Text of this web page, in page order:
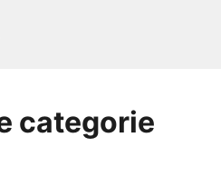
h
categorie